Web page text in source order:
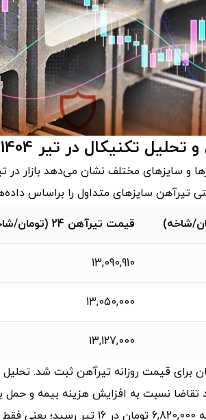
تکنیکال در تیر 1404
و سایزهای مختلف نشان می‌دهد بازار در
تیرآهن سایزهای متداول را براساس
قیمت تیرآهن 24 (تومان/شاخه)
13,090,910
13,050,000
13,127,000